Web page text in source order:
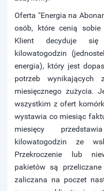
Oferta "Energia na
osób, które cenią sobie
Klient decyduje
kilowatogodzin
energia), który jest
potrzeb wynikających
miesięcznego zużycia.
wszystkim z ofert
wystawia co miesiąc
miesięcy
kilowatogodzin ze
Przekroczenie lub
pakietów są
zaliczana na poczet